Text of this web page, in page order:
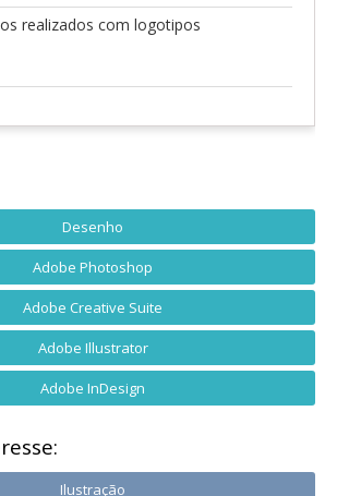
realizados com logotipos
Desenho
Adobe Photoshop
Adobe Creative Suite
Adobe Illustrator
Adobe InDesign
Ilustração